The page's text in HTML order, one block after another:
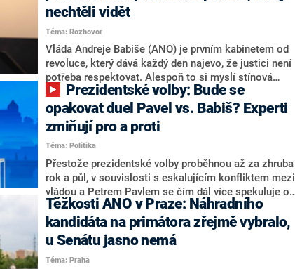
Andreje Babiše a ministra průmyslu Karla Havlíčka.
Oblíbeným tipem samotných sázkařů je poslanec za
Motoristy Filip Turek. Politolog Jan Kubáček nicméně
o případné kandidatuře kohokoliv ze zmíněné trojice
značně pochybuje. Podle něj současná koalice dosud
nemá osobu, která by Pavlovi mohla konkurovat.
nechtěli vidět
Téma: Rozhovor
Vláda Andreje Babiše (ANO) je prvním kabinetem od
revoluce, který dává každý den najevo, že justici není
potřeba respektovat. Alespoň to si myslí stínová
ministryně spravedlnosti ODS Eva Decroix. V
rozhovoru pro CNN Prima NEWS si nebrala servítky
ohledně politického výkonu svého nástupce Jeronýma
Tejce (za ANO) či vládní zmocněnkyně pro lidská
práva Taťány Malé (ANO). Označením „svoloč“ na
adresu vlády prý byla ještě hodná. Decroix se také
vrátila k volební porážce koalice Spolu či promluvila o
hnutí Naše Česko Martina Kuby.
opakovat duel Pavel vs. Babiš? Experti
zmiňují pro a proti
Téma: Politika
Přestože prezidentské volby proběhnou až za zhruba
rok a půl, v souvislosti s eskalujícím konfliktem mezi
vládou a Petrem Pavlem se čím dál více spekuluje o
tom, koho by do bitvy o Hrad mohla vyslat současná
koalice. Někteří političtí komentátoři znovu vytahují
jméno premiéra Andreje Babiše (ANO). Jak moc je
pravděpodobné, že se v prezidentských volbách 2028
bude znovu opakovat souboj z roku 2023?
Těžkosti ANO v Praze: Náhradního
kandidáta na primátora zřejmě vybralo,
u Senátu jasno nemá
Téma: Praha